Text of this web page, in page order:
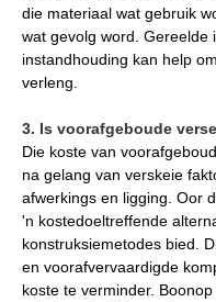
die materiaal wat gebruik
wat gevolg word. Gereelde
instandhouding kan help
verleng.
3. Is voorafgeboude
Die koste van
na gelang van verskeie
afwerkings en ligging. Oor
'n kostedoeltreffende
konstruksiemetodes bied.
en voorafvervaardigde
koste te verminder.